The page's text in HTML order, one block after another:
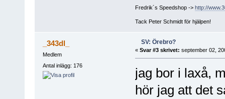
Fredrik´s Speedshop -> http://
Tack Peter Schmidt för hjälpen!
_343dl_
Medlem
Antal inlägg: 176
SV: Örebro?
« Svar #3 skrivet: september 02,
jag bor i laxå,
hör jag att det